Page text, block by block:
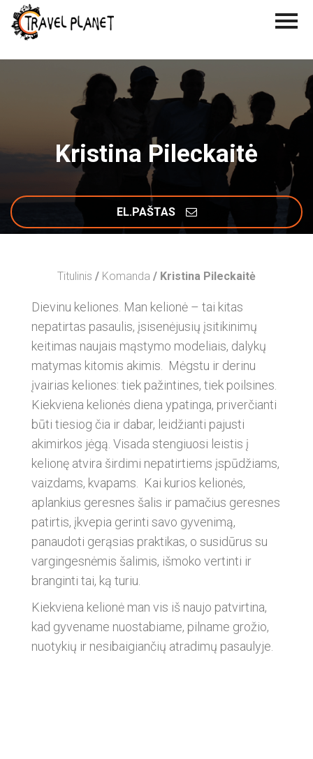
Kristina Pileckaitė
EL.PAŠTAS
Titulinis / Komanda / Kristina Pileckaitė
Dievinu keliones. Man kelionė – tai kitas
nepatirtas pasaulis, įsisenėjusių įsitikinimų
keitimas naujais mąstymo modeliais, dalykų
matymas kitomis akimis. Mėgstu ir derinu
įvairias keliones: tiek pažintines, tiek poilsines.
Kiekviena kelionės diena ypatinga, priverčianti
būti tiesiog čia ir dabar, leidžianti pajusti
akimirkos jėgą. Visada stengiuosi leistis į
kelionę atvira širdimi nepatirtiems įspūdžiams,
vaizdams, kvapams. Kai kurios kelionės,
aplankius geresnes šalis ir pamačius geresnes
patirtis, įkvepia gerinti savo gyvenimą,
panaudoti gerąsias praktikas, o susidūrus su
vargingesnėmis šalimis, išmoko vertinti ir
branginti tai, ką turiu.
Kiekviena kelionė man vis iš naujo patvirtina,
kad gyvename nuostabiame, pilname grožio,
nuotykių ir nesibaigiančių atradimų pasaulyje.